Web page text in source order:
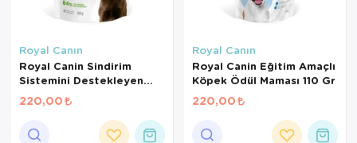
Royal Canın
Royal Canin Sindirim
Sistemini Destekleyen
Tamamlayıcı Yetişkin
Köpek Ödül Maması 160
220,00
Royal Canın
Royal Canin Eğitim Amaçlı
Köpek Ödül Maması 110 Gr
220,00